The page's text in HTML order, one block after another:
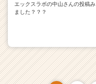
エックスラボの中山さんの投稿み
ました？？？